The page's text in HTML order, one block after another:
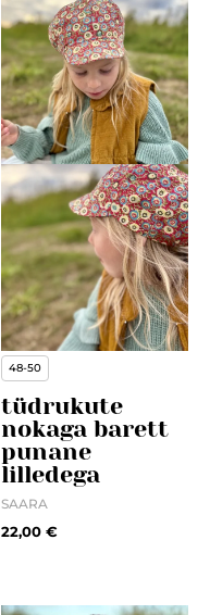
48-50
tüdrukute
nokaga barett
punane
lilledega
SAARA
22,00 €